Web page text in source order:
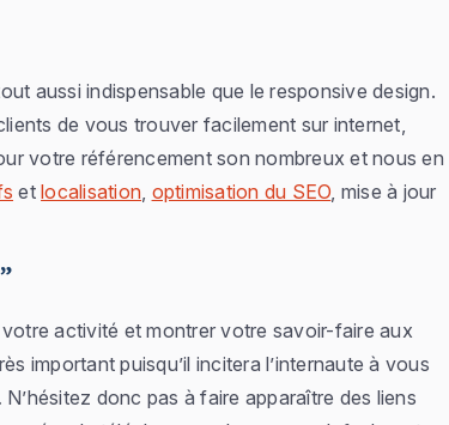
aussi indispensable que le responsive design.
de vous trouver facilement sur internet,
votre référencement son nombreux et nous en
etlocalisation, optimisation du SEO, mise à jour
activité et montrer votre savoir-faire aux
important puisqu’il incitera l’internaute à vous
donc pas à faire apparaître des liens